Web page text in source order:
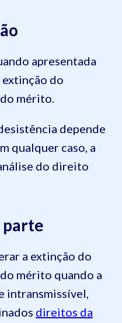
apresentada
extinção do
mérito.
depende
qualquer caso, a
do direito
parte
a extinção do
mérito quando a
intransmissível,
direitos da